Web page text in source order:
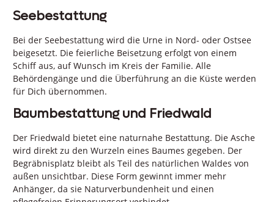
Seebestattung
Bei der Seebestattung wird die Urne in Nord- oder Ostsee
beigesetzt. Die feierliche Beisetzung erfolgt von einem
Schiff aus, auf Wunsch im Kreis der Familie. Alle
Behördengänge und die Überführung an die Küste werden
für Dich übernommen.
Baumbestattung und Friedwald
Der Friedwald bietet eine naturnahe Bestattung. Die Asche
wird direkt zu den Wurzeln eines Baumes gegeben. Der
Begräbnisplatz bleibt als Teil des natürlichen Waldes von
außen unsichtbar. Diese Form gewinnt immer mehr
Anhänger, da sie Naturverbundenheit und einen